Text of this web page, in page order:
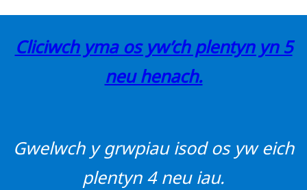
Cliciwch yma os yw’ch plentyn yn 5
neu henach.
Gwelwch y grwpiau isod os yw eich
plentyn 4 neu iau.